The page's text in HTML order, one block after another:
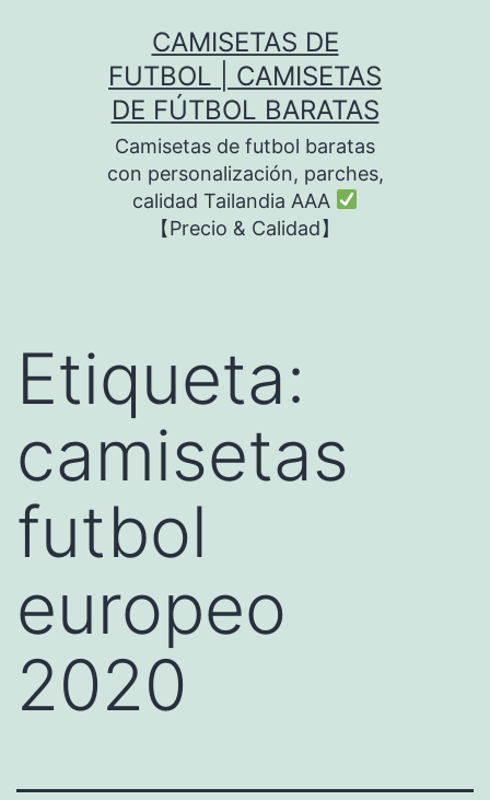
CAMISETAS DE
FUTBOL | CAMISETAS
DE FÚTBOL BARATAS
Camisetas de futbol baratas
con personalización, parches,
calidad Tailandia AAA
【Precio & Calidad】
Etiqueta:
camisetas
futbol
europeo
2020